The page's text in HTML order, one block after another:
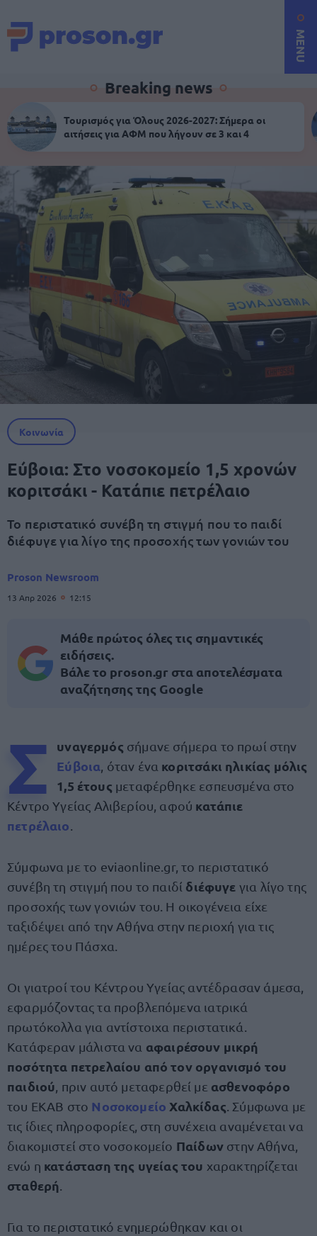
MENU
Breaking news
Τουρισμός για Όλους 2026-2027: Σήμερα οι
αιτήσεις για ΑΦΜ που λήγουν σε 3 και 4
Κοινωνία
Εύβοια: Στο νοσοκομείο 1,5 χρονών
κοριτσάκι - Κατάπιε πετρέλαιο
Το περιστατικό συνέβη τη στιγμή που το παιδί
διέφυγε για λίγο της προσοχής των γονιών του
Proson Newsroom
13 Απρ 2026 12:15
Μάθε πρώτος όλες τις σημαντικές
ειδήσεις.
Βάλε το proson.gr στα αποτελέσματα
αναζήτησης της Google
Σ υναγερμός σήμανε σήμερα το πρωί στην
Εύβοια , όταν ένα κοριτσάκι ηλικίας μόλις
1,5 έτους μεταφέρθηκε εσπευσμένα στο
Κέντρο Υγείας Αλιβερίου, αφού κατάπιε
πετρέλαιο
Σύμφωνα με το eviaonline.gr, το περιστατικό
συνέβη τη στιγμή που το παιδί διέφυγε για λίγο της
προσοχής των γονιών του. Η οικογένεια είχε
ταξιδέψει από την Αθήνα στην περιοχή για τις
ημέρες του Πάσχα.
Οι γιατροί του Κέντρου Υγείας αντέδρασαν άμεσα,
εφαρμόζοντας τα προβλεπόμενα ιατρικά
πρωτόκολλα για αντίστοιχα περιστατικά.
Κατάφεραν μάλιστα να αφαιρέσουν μικρή
ποσότητα πετρελαίου από τον οργανισμό του
παιδιού , πριν αυτό μεταφερθεί με ασθενοφόρο
του ΕΚΑΒ στο Νοσοκομείο Χαλκίδας . Σύμφωνα με
τις ίδιες πληροφορίες, στη συνέχεια αναμένεται να
διακομιστεί στο νοσοκομείο Παίδων στην Αθήνα,
ενώ η κατάσταση της υγείας του χαρακτηρίζεται
σταθερή
Για το περιστατικό ενημερώθηκαν και οι